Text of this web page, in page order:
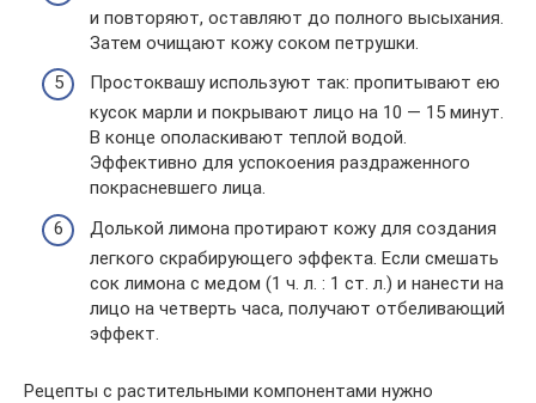
и повторяют, оставляют до полного высыхания.
Затем очищают кожу соком петрушки.
Простоквашу используют так: пропитывают ею
кусок марли и покрывают лицо на 10 — 15 минут.
В конце ополаскивают теплой водой.
Эффективно для успокоения раздраженного
покрасневшего лица.
Долькой лимона протирают кожу для создания
легкого скрабирующего эффекта. Если смешать
сок лимона с медом (1 ч. л. : 1 ст. л.) и нанести на
лицо на четверть часа, получают отбеливающий
эффект.
Рецепты с растительными компонентами нужно